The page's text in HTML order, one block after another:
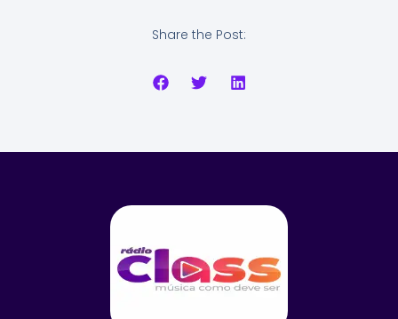
Share the Post: